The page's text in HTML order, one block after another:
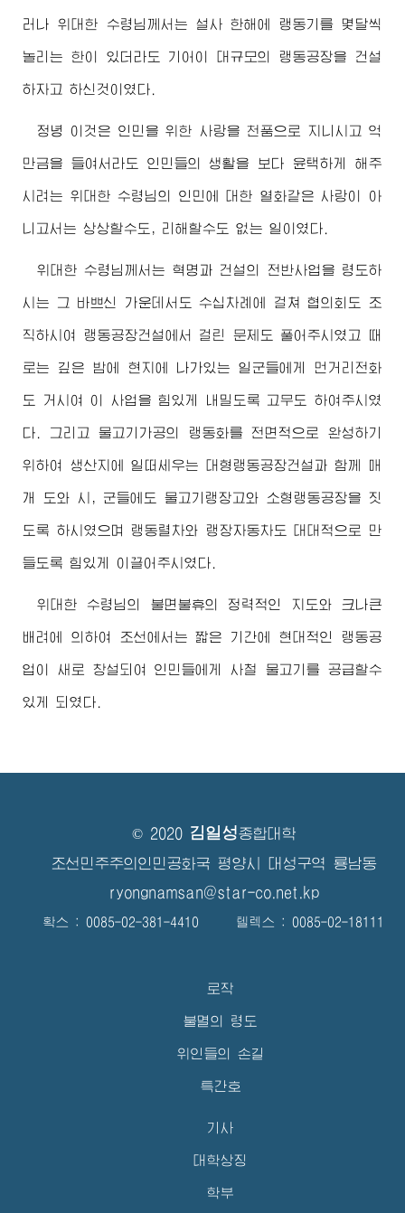
러나 위대한 수령님께서 는 설사 한해에 랭동기를 몇달씩
놀리는 한이 있더라도 기어이 대규모의 랭동공장을 건설
하자고 하신것이였다.
정녕 이것은 인민을 위한 사랑을 천품으로 지니시고 억
만금을 들여서라도 인민들의 생활을 보다 윤택하게 해주
시려는 위대한 수령님의 인민에 대한 열화같은 사랑이 아
니고서는 상상할수도, 리해할수도 없는 일이였다.
위대한 수령님께서는 혁명과 건설의 전반사업을 령도하
시는 그 바쁘신 가운데서도 수십차례에 걸쳐 협의회도 조
직하시여 랭동공장건설에서 걸린 문제도 풀어주시였고 때
로는 깊은 밤에 현지에 나가있는 일군들에게 먼거리전화
도 거시여 이 사업을 힘있게 내밀도록 고무도 하여주시였
다. 그리고 물고기가공의 랭동화를 전면적으로 완성하기
위하여 생산지에 일떠세우는 대형랭동공장건설과 함께 매
개 도와 시, 군들에도 물고기랭장고와 소형랭동공장을 짓
도록 하시였으며 랭동렬차와 랭장자동차도 대대적으로 만
들도록 힘있게 이끌어주시였다.
위대한 수령님의 불면불휴의 정력적인 지도와 크나큰
배려에 의하여 조선에서는 짧은 기간에 현대적인 랭동공
업이 새로 창설되여 인민들에게 사철 물고기를 공급할수
있게 되였다.
© 2020 김일성종합대학
조선민주주의인민공화국 평양시 대성구역 룡남동
ryongnamsan@star-co.net.kp
확스 : 0085-02-381-4410 텔렉스 : 0085-02-18111
로작
불멸의 령도
위인들의 손길
특간호
기사
대학상징
학부